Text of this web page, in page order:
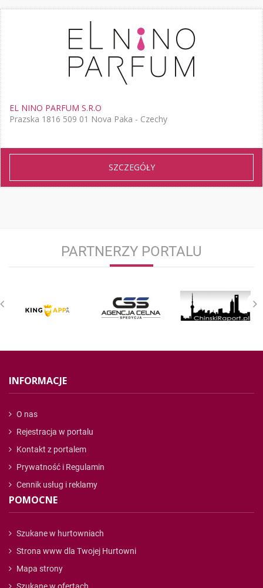
EL NINO PARFUM S.R.O
Prazska 1816 509 01 Nova Paka - Czechy
SZCZEGÓŁY
PARTNERZY PORTALU
INFORMACJE
O nas
Rejestracja w portalu
Kontakt z portalem
Prywatność i Regulamin
Cennik usług i reklamy
POMOCNE
Szukane w hurtowniach
Strona www dla Twojej Hurtowni
Mapa strony